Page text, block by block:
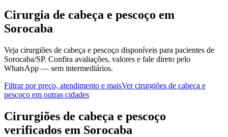
Cirurgia de cabeça e pescoço em
Sorocaba
Veja cirurgiões de cabeça e pescoço disponíveis para pacientes de
Sorocaba/SP. Confira avaliações, valores e fale direto pelo
WhatsApp — sem intermediários.
Filtrar por preço, atendimento e maisVercirurgiões de cabeça e
pescoço em outras cidades
Cirurgiões de cabeça e pescoço
verificados em Sorocaba